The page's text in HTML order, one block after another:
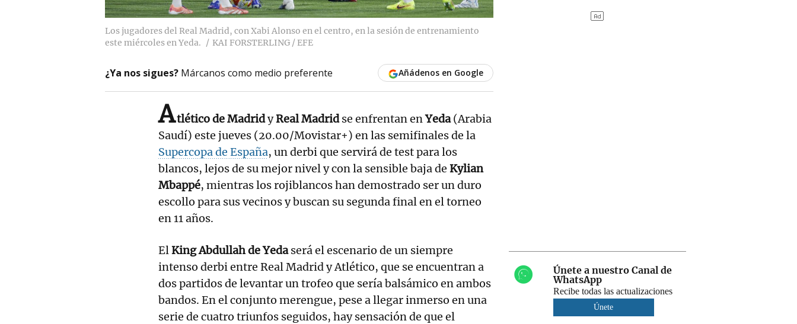
Los jugadores del Real Madrid, con Xabi Alonso en el centro, en la sesión de entrenamiento
este miércoles en Yeda.
KAI FORSTERLING / EFE
¿Ya nos sigues? Márcanos como medio preferente Añádenos en Google
Atlético de MadridyReal Madridse enfrentan enYeda(Arabia
Saudí) este jueves (20.00/Movistar+) en las semifinales de la
Supercopa de España, un derbi que servirá de test para los
blancos, lejos de su mejor nivel y con la sensible baja de Kylian
Mbappé, mientras los rojiblancos han demostrado ser un duro
escollo para sus vecinos y buscan su segunda final en el torneo
en 11 años.
ElKing Abdullah de Yedaserá el escenario de un siempre
intenso derbi entre Real Madrid y Atlético, que se encuentran a
dos partidos de levantar un trofeo que sería balsámico en ambos
bandos. En el conjunto merengue, pese a llegar inmerso en una
serie de cuatro triunfos seguidos, hay sensación de que el
Únete a nuestro Canal de
WhatsApp
Recibe todas las actualizaciones
Únete